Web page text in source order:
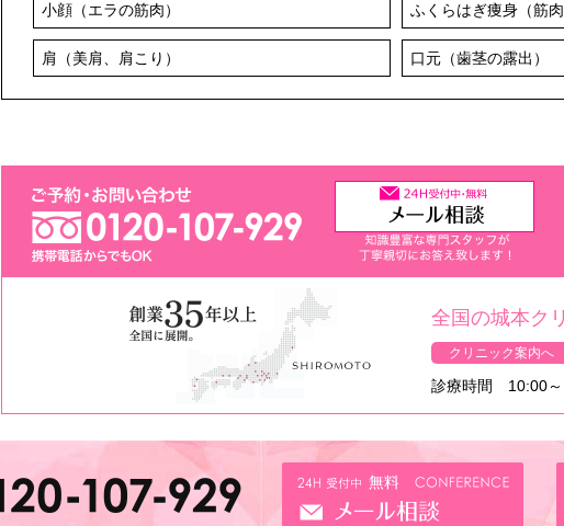
小顔（エラの筋肉） ふくらはぎ痩身（筋肉
肩（美肩、肩こり） 口元（歯茎の露出）
全国の城本ク
クリニック案内へ
診療時間 10:00